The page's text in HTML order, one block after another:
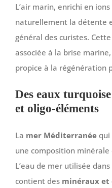
L’air marin, enrichi en
naturellement la détente
général des curistes.
associée à la brise
propice à la régénération
Des eaux
et oligo-éléments
La mer Méditerranéequi
une composition
L’eau de mer utilisée
contient des minéraux et